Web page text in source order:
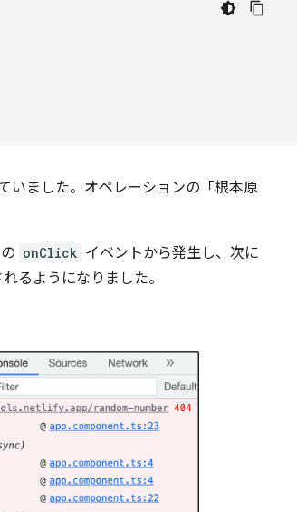
いました。オペレーションの「根本原
onClick イベントから発生し、次に
るようになりました。